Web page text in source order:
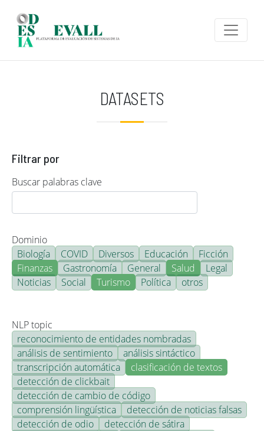
DATASETS
Filtrar por
Buscar palabras clave
Dominio
Biología
COVID Diversos Educación
Ficción
Finanzas
Gastronomía General Salud
Legal
Noticias
Social Turismo Política otros
NLP topic
reconocimiento de entidades nombradas
análisis de sentimiento
análisis sintáctico
transcripción automática
clasificación de textos
detección de clickbait
detección de cambio de código
comprensión lingüística
detección de noticias falsas
detección de odio
detección de sátira